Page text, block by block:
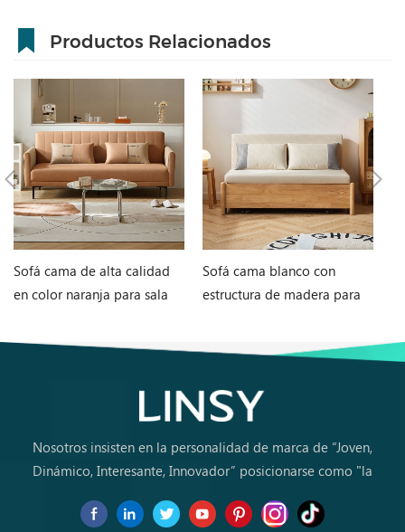
Productos Relacionados
Sofá cama de alta calidad
en color naranja para sala
Sofá cama blanco con
estructura de madera para
Nosotros insisten en la personalidad de marca de “Joven,
Dinámico, Interesante, Innovador” posicionarse como "la
por primera vez.